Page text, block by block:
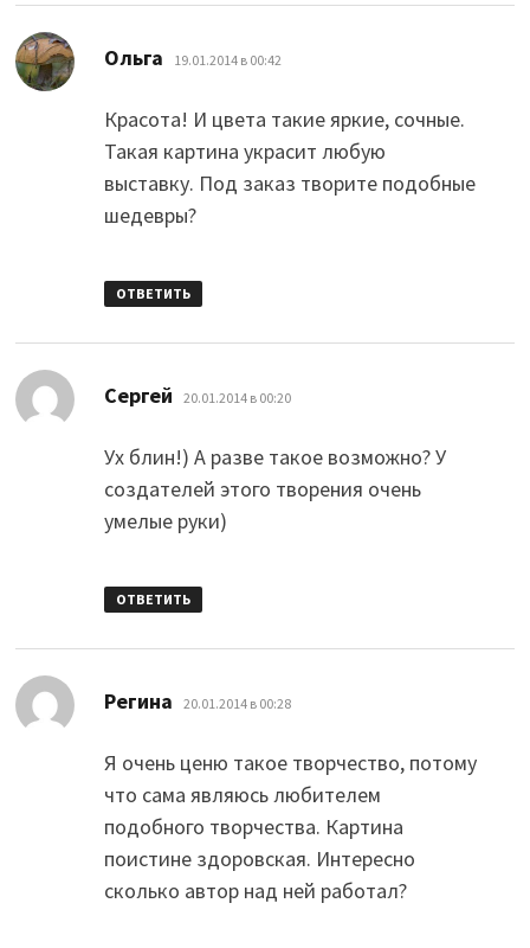
Ольга 19.01.2014 в 00:42
Красота! И цвета такие яркие, сочные.
Такая картина украсит любую
выставку. Под заказ творите подобные
шедевры?
ОТВЕТИТЬ
Сергей 20.01.2014 в 00:20
Ух блин!) А разве такое возможно? У
создателей этого творения очень
умелые руки)
ОТВЕТИТЬ
Регина 20.01.2014 в 00:28
Я очень ценю такое творчество, потому
что сама являюсь любителем
подобного творчества. Картина
поистине здоровская. Интересно
сколько автор над ней работал?